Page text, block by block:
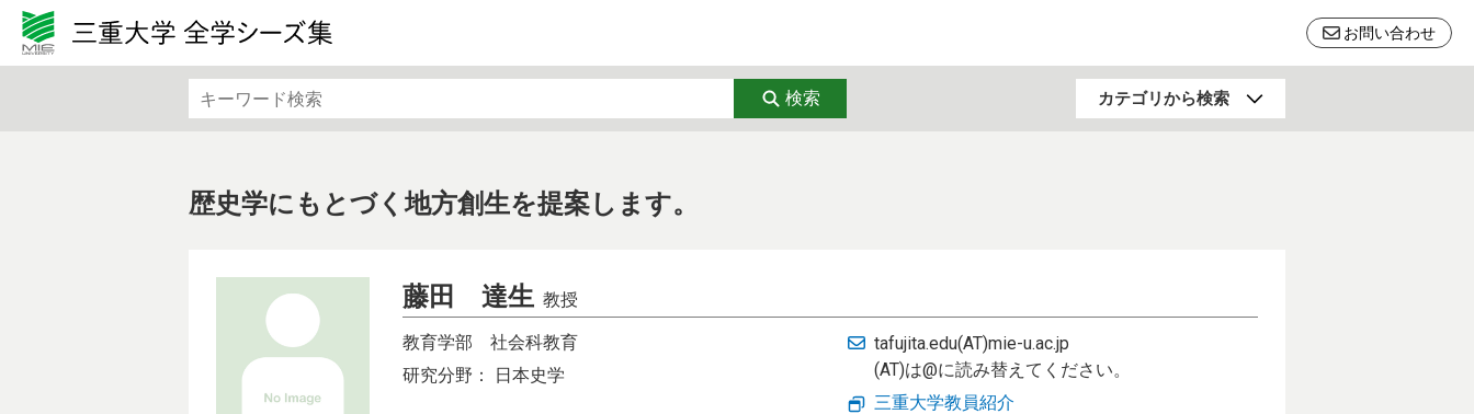
お問い合わせ
検索 カテゴリから検索
歴史学にもとづく地方創生を提案します。
藤田 達生 教授
教育学部
社会科教育
研究分野： 日本史学
tafujita.edu(AT)mie-u.ac.jp
(AT)は@に読み替えてください。
三重大学教員紹介
カテゴリから検索
文学・文化・地域 教育・リカレント 行動科学
機械・電気電子・化学工業 情報・通信